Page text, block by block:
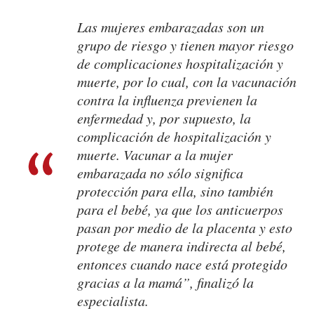
Las mujeres embarazadas son un
grupo de riesgo y tienen mayor riesgo
de complicaciones hospitalización y
muerte, por lo cual, con la vacunación
contra la influenza previenen la
enfermedad y, por supuesto, la
complicación de hospitalización y
muerte. Vacunar a la mujer
embarazada no sólo significa
protección para ella, sino también
para el bebé, ya que los anticuerpos
pasan por medio de la placenta y esto
protege de manera indirecta al bebé,
entonces cuando nace está protegido
gracias a la mamá”, finalizó la
especialista.